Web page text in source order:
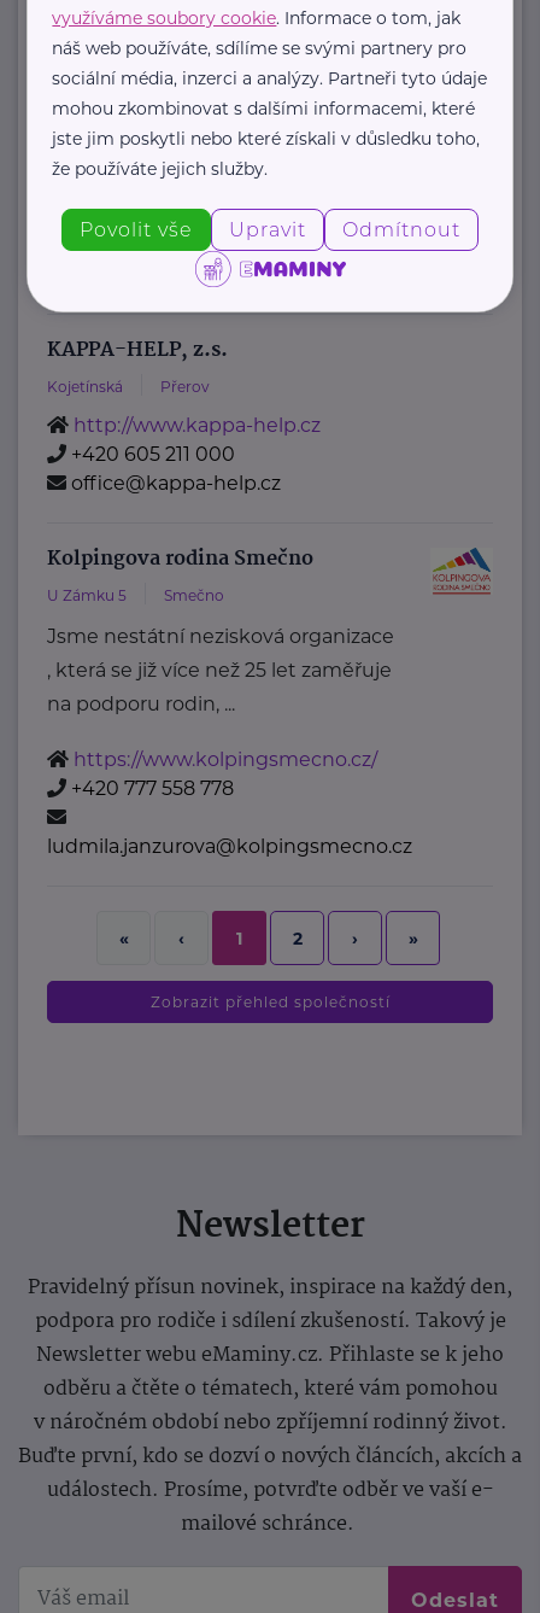
Junior Achievement, o.p.s.
Jindřišská 939/20 Praha
JA Czech
která již 30 let realizuje na školách
https://www.jaczech.org/
jaczech@jaczech.cz
KAPPA-HELP, z.s.
Kojetínská Přerov
http://www.kappa-help.cz
+420 605 211 000
office@kappa-help.cz
Kolpingova rodina Smečno
U Zámku 5 Smečno
Jsme nestátní nezisková organizace
, která se již více než 25 let zaměřuje
na podporu rodin, ...
https://www.kolpingsmecno.cz/
+420 777 558 778
ludmila.janzurova@kolpingsmecno.cz
« ‹ 1 2 › »
Zobrazit přehled společností
Newsletter
Pravidelný přísun novinek, inspirace na každý den,
podpora pro rodiče i sdílení zkušeností. Takový je
Newsletter webu eMaminy.cz. Přihlaste se k jeho
odběru a čtěte o tématech, které vám pomohou
v náročném období nebo zpříjemní rodinný život.
Buďte první, kdo se dozví o nových článcích, akcích a
událostech. Prosíme, potvrďte odběr ve vaší e-
mailové schránce.
Odeslat
využíváme soubory cookie. Informace o tom, jak
náš web používáte, sdílíme se svými partnery pro
sociální média, inzerci a analýzy. Partneři tyto údaje
mohou zkombinovat s dalšími informacemi, které
jste jim poskytli nebo které získali v důsledku toho,
že používáte jejich služby.
Povolit vše Upravit Odmítnout